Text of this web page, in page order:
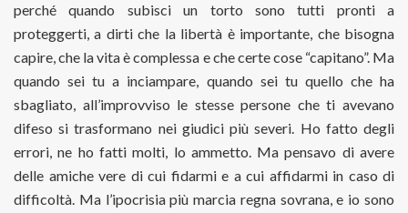
perché quando subisci un torto sono tutti pronti a
proteggerti, a dirti che la libertà è importante, che bisogna
capire, che la vita è complessa e che certe cose “capitano”. Ma
quando sei tu a inciampare, quando sei tu quello che ha
sbagliato, all’improvviso le stesse persone che ti avevano
difeso si trasformano nei giudici più severi. Ho fatto degli
errori, ne ho fatti molti, lo ammetto. Ma pensavo di avere
delle amiche vere di cui fidarmi e a cui affidarmi in caso di
difficoltà. Ma l’ipocrisia più marcia regna sovrana, e io sono